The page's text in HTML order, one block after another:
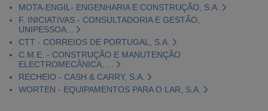
MOTA-ENGIL- ENGENHARIA E CONSTRUÇÃO, S.A.
F. INICIATIVAS - CONSULTADORIA E GESTÃO,
UNIPESSOA...
CTT - CORREIOS DE PORTUGAL, S.A.
C.M.E. - CONSTRUÇÃO E MANUTENÇÃO
ELECTROMECÂNICA, ...
RECHEIO - CASH & CARRY, S.A.
WORTEN - EQUIPAMENTOS PARA O LAR, S.A.